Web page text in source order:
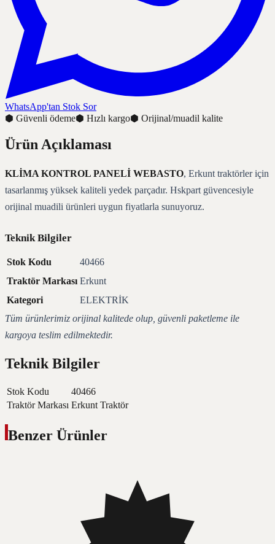
WhatsApp'tan Stok Sor
⬢ Güvenli ödeme⬢ Hızlı kargo⬢ Orijinal/muadil kalite
Ürün Açıklaması
KLİMA KONTROL PANELİ WEBASTO, Erkunt traktörler için
tasarlanmış yüksek kaliteli yedek parçadır. Hskpart güvencesiyle
orijinal muadili ürünleri uygun fiyatlarla sunuyoruz.
Teknik Bilgiler
Stok Kodu
40466
Traktör Markası Erkunt
Kategori
ELEKTRİK
Tüm ürünlerimiz orijinal kalitede olup, güvenli paketleme ile
kargoya teslim edilmektedir.
Teknik Bilgiler
Stok Kodu
40466
Traktör Markası Erkunt Traktör
Benzer Ürünler